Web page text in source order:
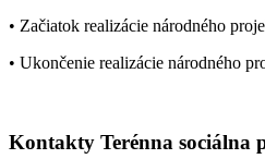
• Začiatok realizácie národného
• Ukončenie realizácie národného
Kontakty Terénna sociálna